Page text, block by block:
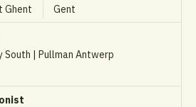
Ghent
Gent
| Pullman Antwerp